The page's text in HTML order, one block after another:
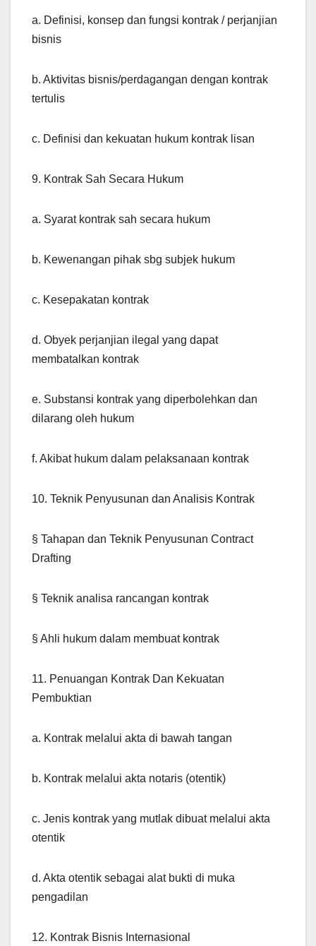
a. Definisi, konsep dan fungsi kontrak / perjanjian
bisnis
b. Aktivitas bisnis/perdagangan dengan kontrak
tertulis
c. Definisi dan kekuatan hukum kontrak lisan
9. Kontrak Sah Secara Hukum
a. Syarat kontrak sah secara hukum
b. Kewenangan pihak sbg subjek hukum
c. Kesepakatan kontrak
d. Obyek perjanjian ilegal yang dapat
membatalkan kontrak
e. Substansi kontrak yang diperbolehkan dan
dilarang oleh hukum
f. Akibat hukum dalam pelaksanaan kontrak
10. Teknik Penyusunan dan Analisis Kontrak
§ Tahapan dan Teknik Penyusunan Contract
Drafting
§ Teknik analisa rancangan kontrak
§ Ahli hukum dalam membuat kontrak
11. Penuangan Kontrak Dan Kekuatan
Pembuktian
a. Kontrak melalui akta di bawah tangan
b. Kontrak melalui akta notaris (otentik)
c. Jenis kontrak yang mutlak dibuat melalui akta
otentik
d. Akta otentik sebagai alat bukti di muka
pengadilan
12. Kontrak Bisnis Internasional